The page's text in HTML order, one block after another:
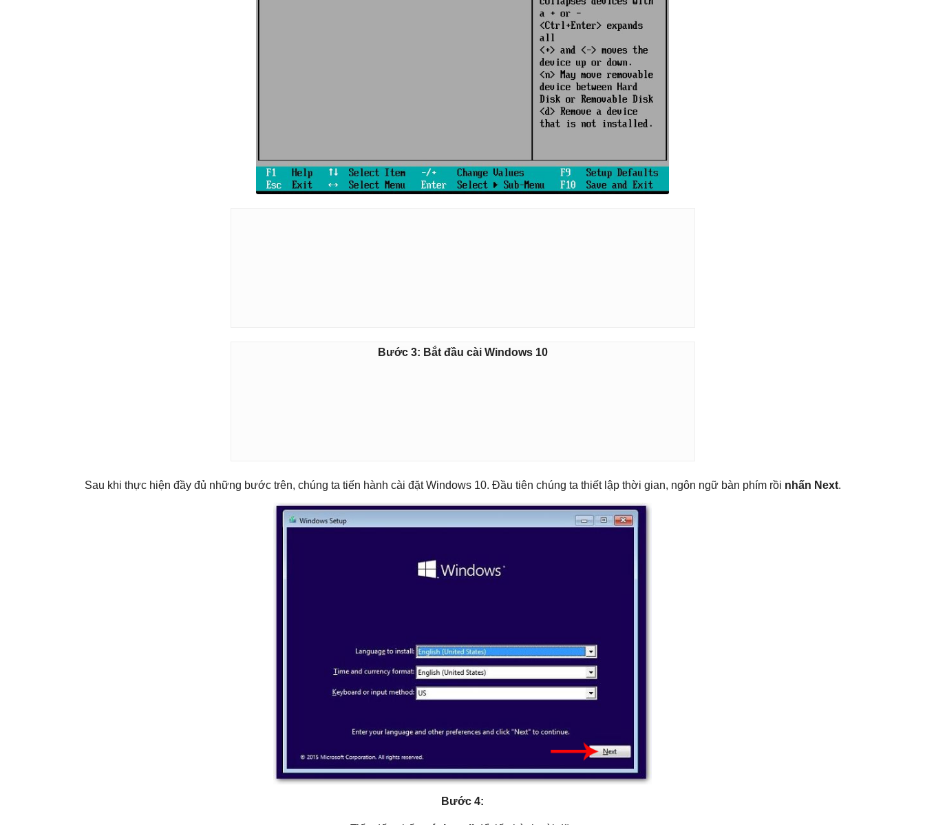
Bước 3: Bắt đầu cài Windows 10
Sau khi thực hiện đầy đủ những bước trên, chúng ta tiến hành cài đặt Windows 10. Đầu tiên chúng ta thiết lập thời gian, ngôn ngữ bàn phím rồi nhấn Next.
Bước 4: